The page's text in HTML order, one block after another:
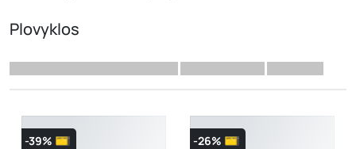
Plovyklos
-39% -26%